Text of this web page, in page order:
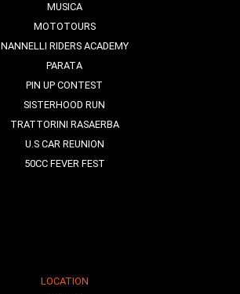
MUSICA
MOTOTOURS
NANNELLI RIDERS ACADEMY
PARATA
PIN UP CONTEST
SISTERHOOD RUN
TRATTORINI RASAERBA
U.S CAR REUNION
50CC FEVER FEST
LOCATION